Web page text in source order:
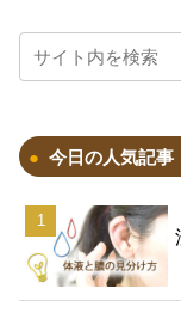
今日の人気記事